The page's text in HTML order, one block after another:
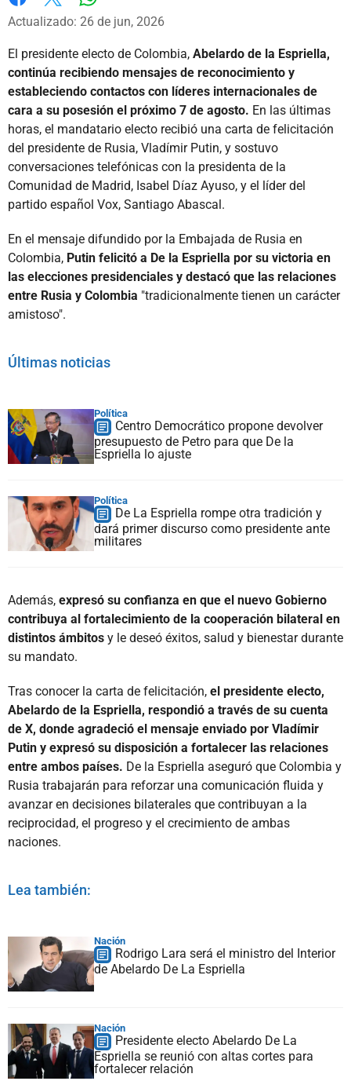
Facebook
X
Actualizado: 26 de jun, 2026
El presidente electo de Colombia, Abelardo de la Espriella,
continúa recibiendo mensajes de reconocimiento y
estableciendo contactos con líderes internacionales de
cara a su posesión el próximo 7 de agosto. En las últimas
horas, el mandatario electo recibió una carta de felicitación
del presidente de Rusia, Vladímir Putin, y sostuvo
conversaciones telefónicas con la presidenta de la
Comunidad de Madrid, Isabel Díaz Ayuso, y el líder del
partido español Vox, Santiago Abascal.
En el mensaje difundido por la Embajada de Rusia en
Colombia, Putin felicitó a De la Espriella por su victoria en
las elecciones presidenciales y destacó que las relaciones
entre Rusia y Colombia "tradicionalmente tienen un carácter
amistoso".
Últimas noticias
Política
Centro Democrático propone devolver
presupuesto de Petro para que De la
Espriella lo ajuste
Política
De La Espriella rompe otra tradición y
dará primer discurso como presidente ante
militares
Además, expresó su confianza en que el nuevo Gobierno
contribuya al fortalecimiento de la cooperación bilateral en
distintos ámbitos y le deseó éxitos, salud y bienestar durante
su mandato.
Tras conocer la carta de felicitación, el presidente electo,
Abelardo de la Espriella, respondió a través de su cuenta
de X, donde agradeció el mensaje enviado por Vladímir
Putin y expresó su disposición a fortalecer las relaciones
entre ambos países. De la Espriella aseguró que Colombia y
Rusia trabajarán para reforzar una comunicación fluida y
avanzar en decisiones bilaterales que contribuyan a la
reciprocidad, el progreso y el crecimiento de ambas
naciones.
Lea también:
Nación
Rodrigo Lara será el ministro del Interior
de Abelardo De La Espriella
Nación
Presidente electo Abelardo De La
Espriella se reunió con altas cortes para
fortalecer relación